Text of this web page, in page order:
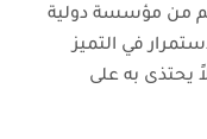
من مؤسسة دولية
في التميز
يحتذى به على